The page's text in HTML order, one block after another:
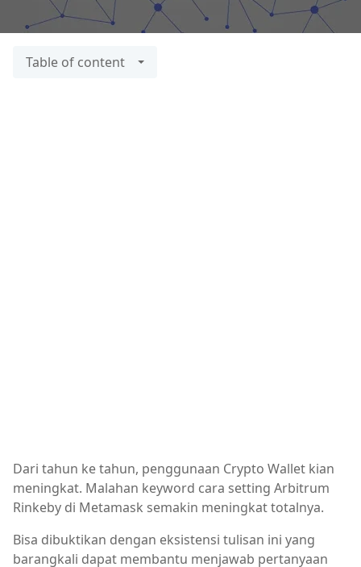
Table of content
Dari tahun ke tahun, penggunaan Crypto Wallet kian
meningkat. Malahan keyword cara setting Arbitrum
Rinkeby di Metamask semakin meningkat totalnya.
Bisa dibuktikan dengan eksistensi tulisan ini yang
barangkali dapat membantu menjawab pertanyaan